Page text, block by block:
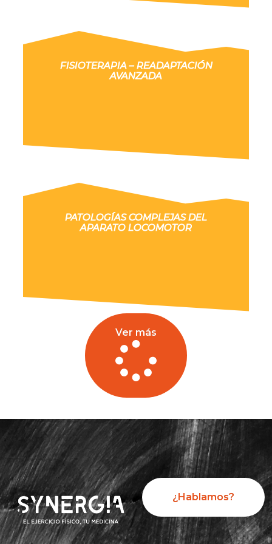
FISIOTERAPIA – READAPTACIÓN
AVANZADA
PATOLOGÍAS COMPLEJAS DEL
APARATO LOCOMOTOR
Ver más
¿Hablamos?